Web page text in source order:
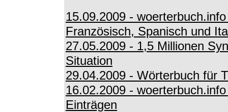
15.09.2009 -
Französisch, Spanisch und
27.05.2009 - 1,5 Millionen
Situation
29.04.2009 - Wörterbuch für
16.02.2009 -
Einträgen